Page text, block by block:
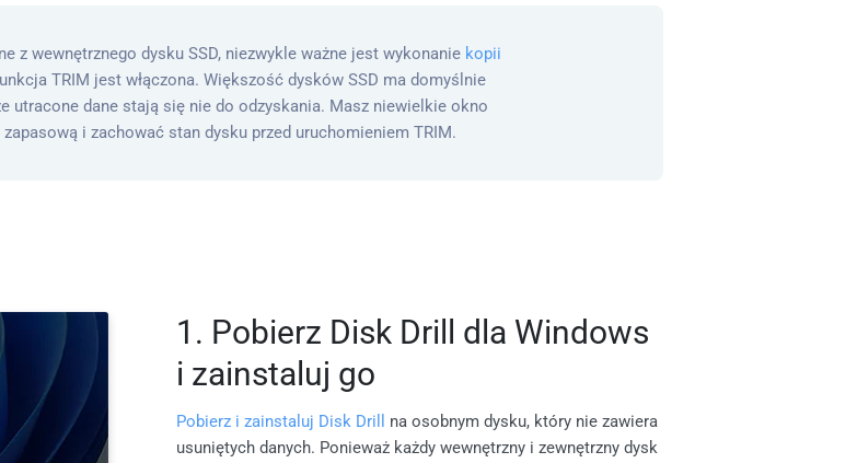
z wewnętrznego dysku SSD, niezwykle ważne jest wykonanie kopii
TRIM jest włączona. Większość dysków SSD ma domyślnie
utracone dane stają się nie do odzyskania. Masz niewielkie okno
i zachować stan dysku przed uruchomieniem TRIM.
1. Pobierz Disk Drill dla Windows
i zainstaluj go
Pobierz i zainstaluj Disk Drill
na osobnym dysku, który nie zawiera
usuniętych danych. Ponieważ każdy wewnętrzny i zewnętrzny dysk